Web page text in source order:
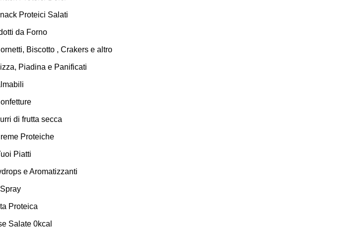
Proteici Salati
da Forno
Biscotto , Crakers e altro
Piadina e Panificati
di frutta secca
Proteiche
Piatti
e Aromatizzanti
Proteica
Salate 0kcal